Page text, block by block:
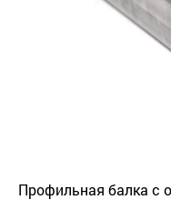
Профильная балка с